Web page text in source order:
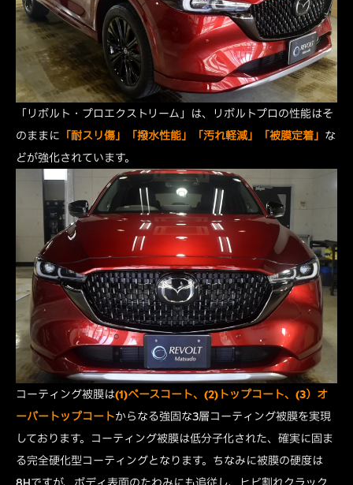
「リボルト・プロエクストリーム」は、リボルトプロの性能はそ
のままに 「耐スリ傷」「撥水性能」「汚れ軽減」「被膜定着」 な
どが強化されています。
コーティング被膜は(1)ベースコート、 (2)トップコート、(3）オ
ーバートップコートからなる強固な3層コーティング被膜を実現
しております。コーティング被膜は低分子化された、確実に固ま
る完全硬化型コーティングとなります。ちなみに被膜の硬度は